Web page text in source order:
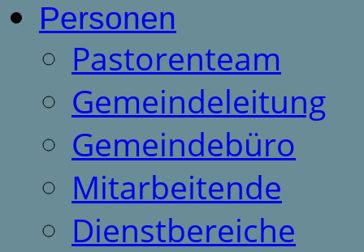
Personen
Pastorenteam
Gemeindeleitung
Gemeindebüro
Mitarbeitende
Dienstbereiche